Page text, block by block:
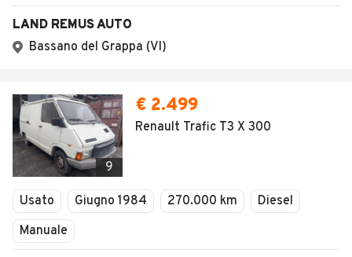
LAND REMUS AUTO
Bassano del Grappa (VI)
9
€ 2.499
Renault Trafic T3 X 300
Usato Giugno 1984 270.000 km
Diesel
Manuale